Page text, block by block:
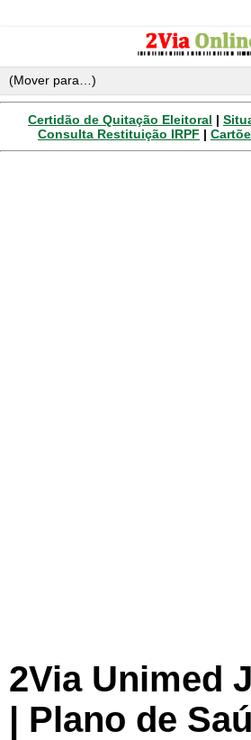
Certidão de Quitação Eleitoral |
Consulta Restituição IRPF |
2Via Unimed
| Plano de